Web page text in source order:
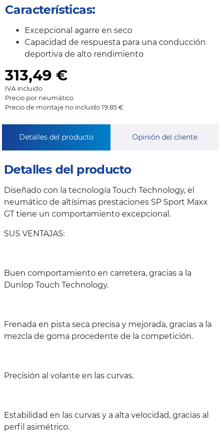
Características:
Excepcional agarre en seco
Capacidad de respuesta para una conducción
deportiva de alto rendimiento
313,49 €
IVA incluido
Precio por neumático
Precio de montaje no incluido 19,85 €
Detalles del producto Opinión del cliente
Detalles del producto
Diseñado con la tecnología Touch Technology, el
neumático de altísimas prestaciones SP Sport Maxx
GT tiene un comportamiento excepcional.
SUS VENTAJAS:
Buen comportamiento en carretera, gracias a la
Dunlop Touch Technology.
Frenada en pista seca precisa y mejorada, gracias a la
mezcla de goma procedente de la competición.
Precisión al volante en las curvas.
Estabilidad en las curvas y a alta velocidad, gracias al
perfil asimétrico.